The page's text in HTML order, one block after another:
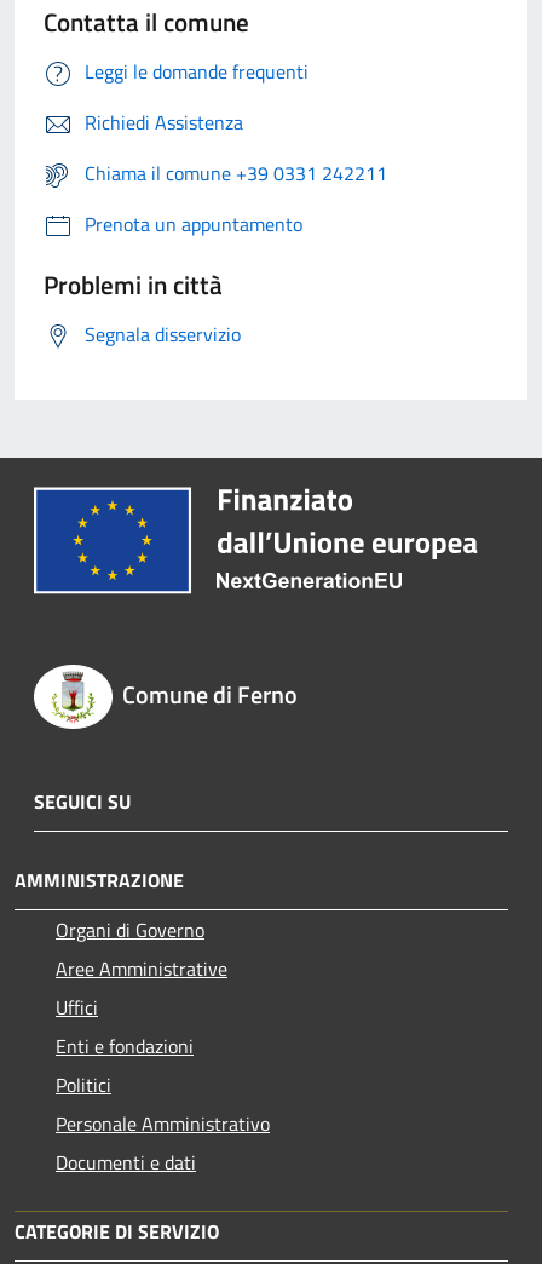
Contatta il comune
Leggi le domande frequenti
Richiedi Assistenza
Chiama il comune +39 0331 242211
Prenota un appuntamento
Problemi in città
Segnala disservizio
Comune di Ferno
SEGUICI SU
AMMINISTRAZIONE
Organi di Governo
Aree Amministrative
Uffici
Enti e fondazioni
Politici
Personale Amministrativo
Documenti e dati
CATEGORIE DI SERVIZIO